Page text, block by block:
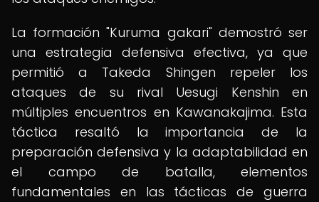
La formación "Kuruma gakari" demostró ser
una estrategia defensiva efectiva, ya que
permitió a Takeda Shingen repeler los
ataques de su rival Uesugi Kenshin en
múltiples encuentros en Kawanakajima. Esta
táctica resaltó la importancia de la
preparación defensiva y la adaptabilidad en
el campo de batalla, elementos
fundamentales en las tácticas de guerra